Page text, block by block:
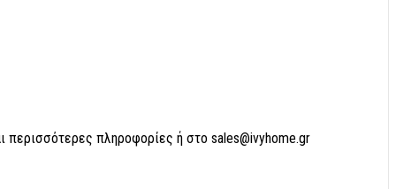
περισσότερες πληροφορίες ή στο sales@ivyhome.gr